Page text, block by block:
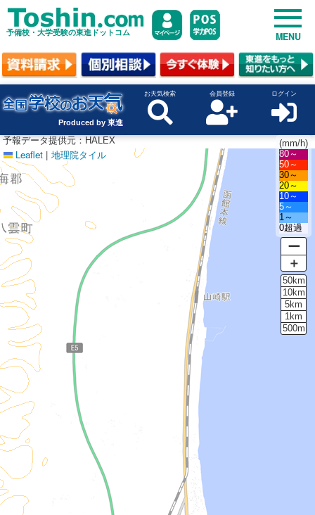
予備校・大学受験の東進ドットコム MENU
Produced by 東進
お天気検索 会員登録 ログイン
Leaflet | 地理院タイル
(mm/h)
80～
50～
30～
20～
10～
5～
1～
0超過
ー
＋
50km
10km
5km
1km
500m
予報データ提供元：HALEX